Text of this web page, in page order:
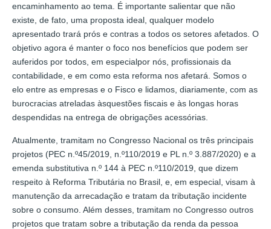
encaminhamento ao tema. É importante salientar que não
existe, de fato, uma proposta ideal, qualquer modelo
apresentado trará prós e contras a todos os setores afetados. O
objetivo agora é manter o foco nos benefícios que podem ser
auferidos por todos, em especialpor nós, profissionais da
contabilidade, e em como esta reforma nos afetará. Somos o
elo entre as empresas e o Fisco e lidamos, diariamente, com as
burocracias atreladas àsquestões fiscais e às longas horas
despendidas na entrega de obrigações acessórias.
Atualmente, tramitam no Congresso Nacional os três principais
projetos (PEC n.º45/2019, n.º110/2019 e PL n.º 3.887/2020) e a
emenda substitutiva n.º 144 à PEC n.º110/2019, que dizem
respeito à Reforma Tributária no Brasil, e, em especial, visam à
manutenção da arrecadação e tratam da tributação incidente
sobre o consumo. Além desses, tramitam no Congresso outros
projetos que tratam sobre a tributação da renda da pessoa